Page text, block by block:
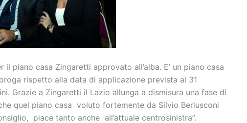
piano casa Zingaretti approvato all’alba. E’ un piano casa
rispetto alla data di applicazione prevista al 31
Grazie a Zingaretti il Lazio allunga a dismisura una fase di
quel piano casa voluto fortemente da Silvio Berlusconi
piace tanto anche all’attuale centrosinistra”.